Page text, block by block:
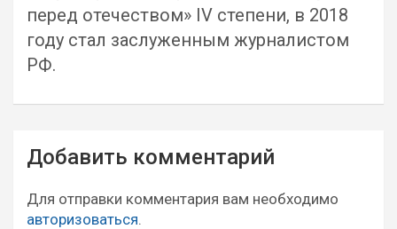
перед отечеством» IV степени, в 2018
году стал заслуженным журналистом
РФ.
Навигация
по
записям
Добавить комментарий
Для отправки комментария вам необходимо
авторизоваться.